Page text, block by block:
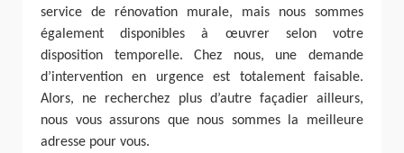
service de rénovation murale, mais nous sommes
également disponibles à œuvrer selon votre
disposition temporelle. Chez nous, une demande
d’intervention en urgence est totalement faisable.
Alors, ne recherchez plus d’autre façadier ailleurs,
nous vous assurons que nous sommes la meilleure
adresse pour vous.